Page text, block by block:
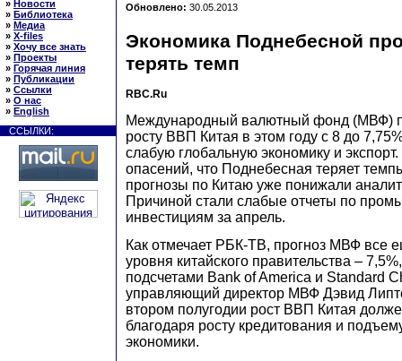
» Новости
» Библиотека
» Медиа
» X-files
» Хочу все знать
» Проекты
» Горячая линия
» Публикации
» Ссылки
» О нас
» English
ССЫЛКИ:
Обновлено: 30.05.2013
Экономика Поднебесной
терять темп
RBC.Ru
Международный валютный фонд (МВФ)
росту ВВП Китая в этом году с 8 до
слабую глобальную экономику и
опасений, что Поднебесная теряет
прогнозы по Китаю уже понижали
Причиной стали слабые отчеты по
инвестициям за апрель.
Как отмечает РБК-ТВ, прогноз МВФ все
уровня китайского правительства –
подсчетами Bank of America и Standard
управляющий директор МВФ Дэвид
втором полугодии рост ВВП Китая
благодаря росту кредитования и
экономики.